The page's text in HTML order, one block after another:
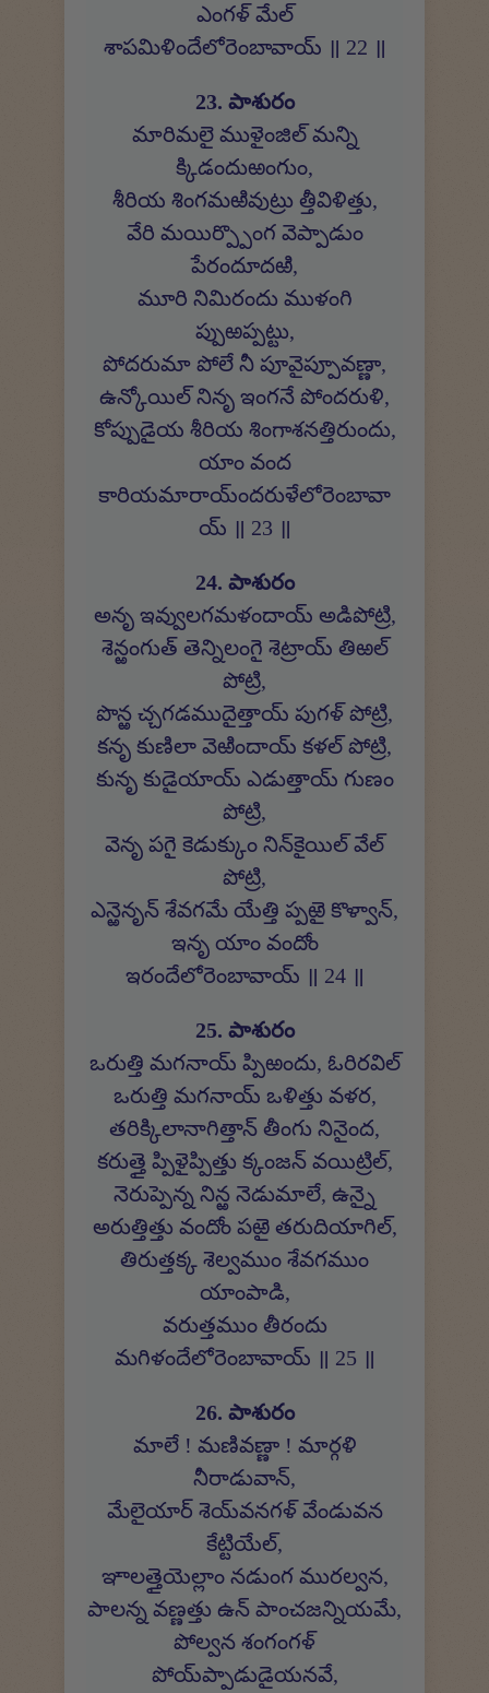
ఎంగళ్ మేల్
శాపమిళిందేలోరెంబావాయ్ ॥ 22 ॥
23. పాశురం
మారిమలై ముళైంజిల్ మన్ని
క్కిడందుఱంగుం,
శీరియ శింగమఱివుట్రు త్తీవిళిత్తు,
వేరి మయిర్ప్పొంగ వెప్పాడుం
పేరందూదఱి,
మూరి నిమిరందు ముళంగి
ప్పుఱప్పట్టు,
పోదరుమా పోలే నీ పూవైప్పూవణ్ణా,
ఉన్కోయిల్ నినృ ఇంగనే పోందరుళి,
కోప్పుడైయ శీరియ శింగాశనత్తిరుందు,
యాం వంద
కారియమారాయ్‍ందరుళేలోరెంబావా
య్ ॥ 23 ॥
24. పాశురం
అనృ ఇవ్వులగమళందాయ్ అడిపోట్రి,
శెన్ఱంగుత్ తెన్నిలంగై శెట్రాయ్ తిఱల్
పోట్రి,
పొన్ఱ చ్చగడముదైత్తాయ్ పుగళ్ పోట్రి,
కనృ కుణిలా వెఱిందాయ్ కళల్ పోట్రి,
కునృ కుడైయాయ్ ఎడుత్తాయ్ గుణం
పోట్రి,
వెనృ పగై కెడుక్కుం నిన్‍కైయిల్ వేల్
పోట్రి,
ఎన్ఱెనృన్ శేవగమే యేత్తి ప్పఱై కొళ్వాన్,
ఇనృ యాం వందోం
ఇరందేలోరెంబావాయ్ ॥ 24 ॥
25. పాశురం
ఒరుత్తి మగనాయ్ ప్పిఱందు, ఓరిరవిల్
ఒరుత్తి మగనాయ్ ఒళిత్తు వళర,
తరిక్కిలానాగిత్తాన్ తీంగు నినైంద,
కరుత్తై ప్పిళైప్పిత్తు క్కంజన్ వయిట్రిల్,
నెరుప్పెన్న నిన్ఱ నెడుమాలే, ఉన్నై
అరుత్తిత్తు వందోం పఱై తరుదియాగిల్,
తిరుత్తక్క శెల్వముం శేవగముం
యాంపాడి,
వరుత్తముం తీరందు
మగిళందేలోరెంబావాయ్ ॥ 25 ॥
26. పాశురం
మాలే ! మణివణ్ణా ! మార్గళి
నీరాడువాన్,
మేలైయార్ శెయ్‍వనగళ్ వేండువన
కేట్టియేల్,
ఞాలత్తైయెల్లాం నడుంగ మురల్వన,
పాలన్న వణ్ణత్తు ఉన్ పాంచజన్నియమే,
పోల్వన శంగంగళ్
పోయ్‍ప్పాడుడైయనవే,